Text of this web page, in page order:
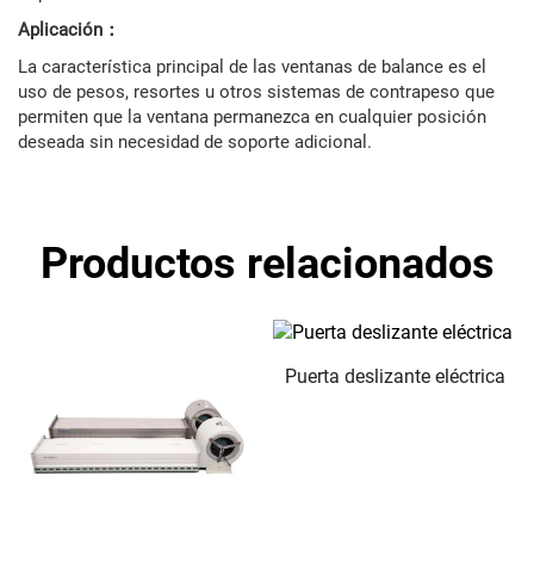
Aplicación：
La característica principal de las ventanas de balance es el
uso de pesos, resortes u otros sistemas de contrapeso que
permiten que la ventana permanezca en cualquier posición
deseada sin necesidad de soporte adicional.
Productos relacionados
Puerta deslizante eléctrica